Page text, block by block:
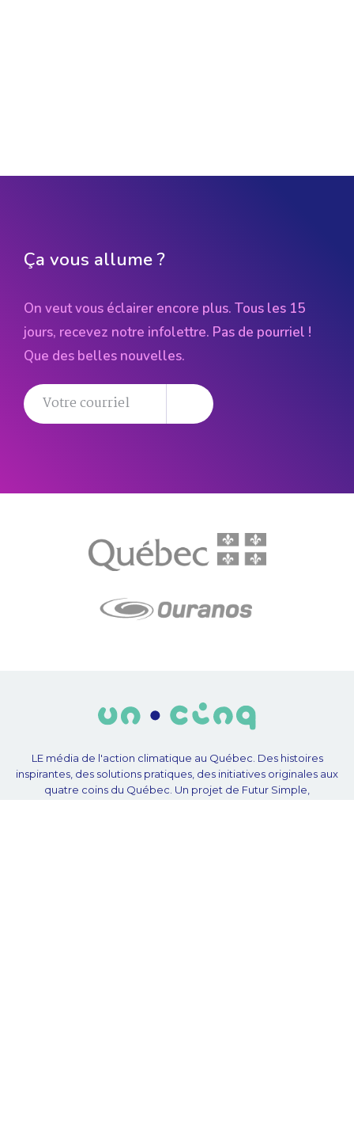
Ça vous allume ?
On veut vous éclairer encore plus. Tous les 15
jours, recevez notre infolettre. Pas de pourriel !
Que des belles nouvelles.
LE média de l'action climatique au Québec. Des histoires
inspirantes, des solutions pratiques, des initiatives originales aux
quatre coins du Québec. Un projet de Futur Simple,